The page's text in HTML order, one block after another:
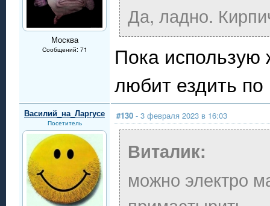
Москва
Сообщений: 71
Да, ладно.
Пока использую
любит ездить
Василий_на_Ларгусе
Посетитель
#130 - 3 февраля 2023 в 16:03
Виталик:
можно электро